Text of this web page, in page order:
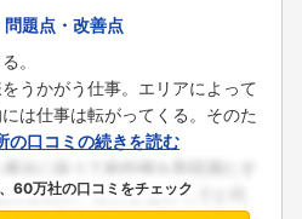
題点・改善点
。
うかがう仕事。エリアによって
は仕事は転がってくる。そのた
の口コミの続きを読む
60万社の口コミをチェック